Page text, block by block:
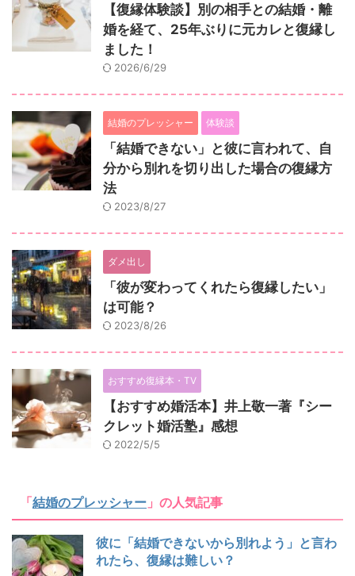
【復縁体験談】別の相手との結婚・離
婚を経て、25年ぶりに元カレと復縁し
ました！
2026/6/29
結婚のプレッシャー 体験談
「結婚できない」と彼に言われて、自
分から別れを切り出した場合の復縁方
法
2023/8/27
ダメ出し
「彼が変わってくれたら復縁したい」
は可能？
2023/8/26
おすすめ復縁本・TV
【おすすめ婚活本】井上敬一著『シー
クレット婚活塾』感想
2022/5/5
「結婚のプレッシャー 」の人気記事
彼に「結婚できないから別れよう」と言わ
れたら、復縁は難しい？